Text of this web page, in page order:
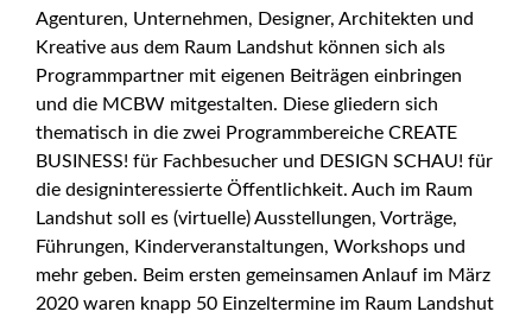
Agenturen, Unternehmen, Designer, Architekten und
Kreative aus dem Raum Landshut können sich als
Programmpartner mit eigenen Beiträgen einbringen
und die MCBW mitgestalten. Diese gliedern sich
thematisch in die zwei Programmbereiche CREATE
BUSINESS! für Fachbesucher und DESIGN SCHAU! für
die designinteressierte Öffentlichkeit. Auch im Raum
Landshut soll es (virtuelle) Ausstellungen, Vorträge,
Führungen, Kinderveranstaltungen, Workshops und
mehr geben. Beim ersten gemeinsamen Anlauf im März
2020 waren knapp 50 Einzeltermine im Raum Landshut